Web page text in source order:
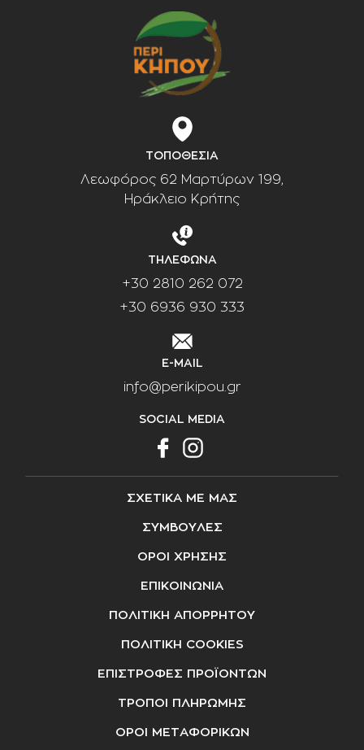
ΤΟΠΟΘΕΣΙΑ
Λεωφόρος 62 Μαρτύρων 199,
Ηράκλειο Κρήτης
ΤΗΛΕΦΩΝΑ
+30 2810 262 072
+30 6936 930 333
E-MAIL
info@perikipou.gr
SOCIAL MEDIA
ΣΧΕΤΙΚΑ ΜΕ ΜΑΣ
ΣΥΜΒΟΥΛΕΣ
ΟΡΟΙ ΧΡΗΣΗΣ
ΕΠΙΚΟΙΝΩΝΙΑ
ΠΟΛΙΤΙΚΗ ΑΠΟΡΡΗΤΟΥ
ΠΟΛΙΤΙΚΗ COOKIES
ΕΠΙΣΤΡΟΦΕΣ ΠΡΟΪΟΝΤΩΝ
ΤΡΟΠΟΙ ΠΛΗΡΩΜΗΣ
ΟΡΟΙ ΜΕΤΑΦΟΡΙΚΩΝ